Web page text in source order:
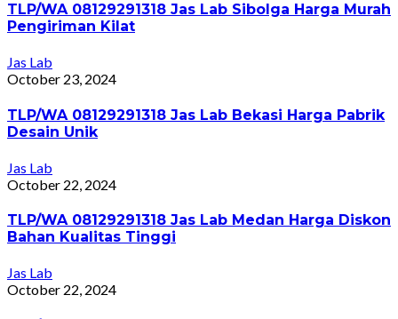
TLP/WA 08129291318 Jas Lab Sibolga Harga Murah
Pengiriman Kilat
Jas Lab
October 23, 2024
TLP/WA 08129291318 Jas Lab Bekasi Harga Pabrik
Desain Unik
Jas Lab
October 22, 2024
TLP/WA 08129291318 Jas Lab Medan Harga Diskon
Bahan Kualitas Tinggi
Jas Lab
October 22, 2024